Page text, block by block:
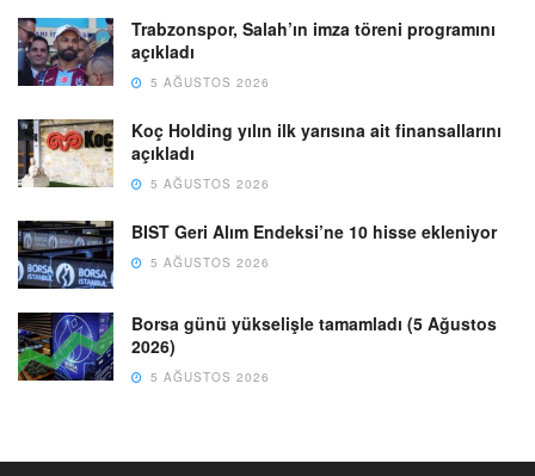
Trabzonspor, Salah’ın imza töreni programını
açıkladı
5 AĞUSTOS 2026
Koç Holding yılın ilk yarısına ait finansallarını
açıkladı
5 AĞUSTOS 2026
BIST Geri Alım Endeksi’ne 10 hisse ekleniyor
5 AĞUSTOS 2026
Borsa günü yükselişle tamamladı (5 Ağustos
2026)
5 AĞUSTOS 2026